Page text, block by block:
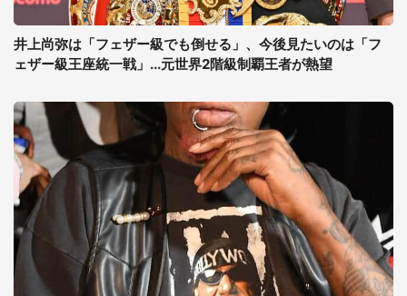
井上尚弥は「フェザー級でも倒せる」、今後見たいのは「フ
ェザー級王座統一戦」...元世界2階級制覇王者が熱望